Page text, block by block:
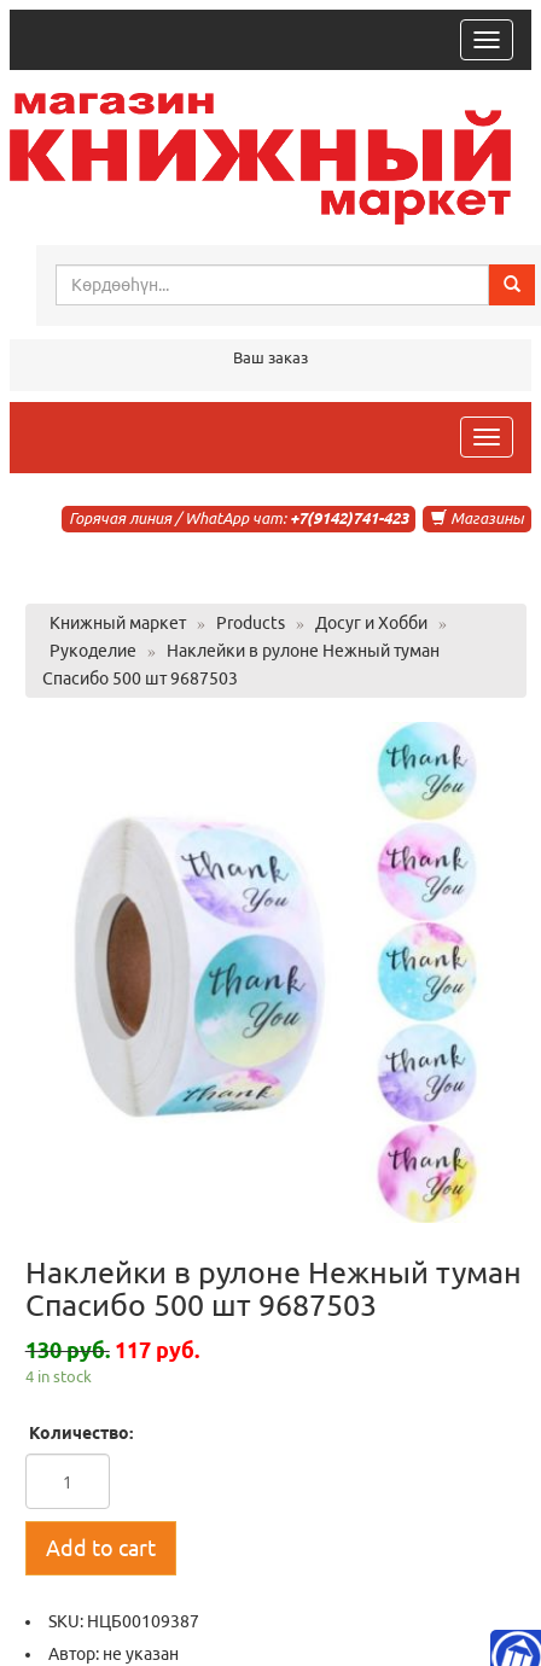
trk
Ваш заказ
trk
Магазины
Горячая линия / WhatApp чат: +7(9142)741-423
Книжный маркет » Products » Досуг и Хобби
»
Рукоделие
»
Наклейки в рулоне Нежный туман
Спасибо 500 шт 9687503
Наклейки в рулоне Нежный туман
Спасибо 500 шт 9687503
130 руб. 117 руб.
4 in stock
Количество:
Add to cart
SKU: НЦБ00109387
Автор: не указан